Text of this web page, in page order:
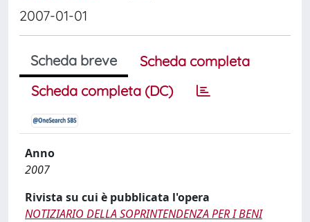
2007-01-01
Scheda breve
Scheda completa
Scheda completa (DC)
Anno
2007
Rivista su cui è pubblicata l'opera
NOTIZIARIO DELLA SOPRINTENDENZA PER I BENI